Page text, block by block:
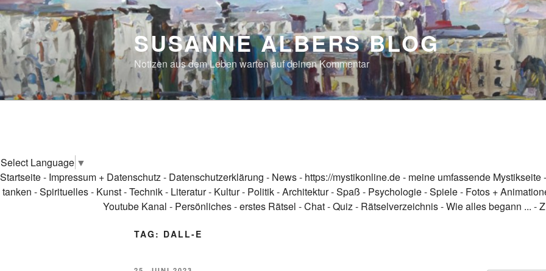
Skip
to
content
SUSANNE ALBERS BLOG
Notizen aus dem Leben warten auf deinen Kommentar
Select Language ▼
Startseite- Impressum + Datenschutz- Datenschutzerklärung - News- https://mystikonline.de - meine umfassende Mystikseite
tanken -Spirituelles- Kunst-Technik- Literatur- Kultur- Politik-Architektur-Spaß - Psychologie-Spiele- Fotos +
Youtube Kanal - Persönliches-erstes Rätsel -Chat-Quiz- Rätselverzeichnis-Wie alles begann ... -
TAG: DALL-E